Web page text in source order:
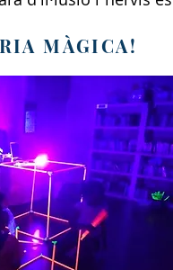
MÀGICA!